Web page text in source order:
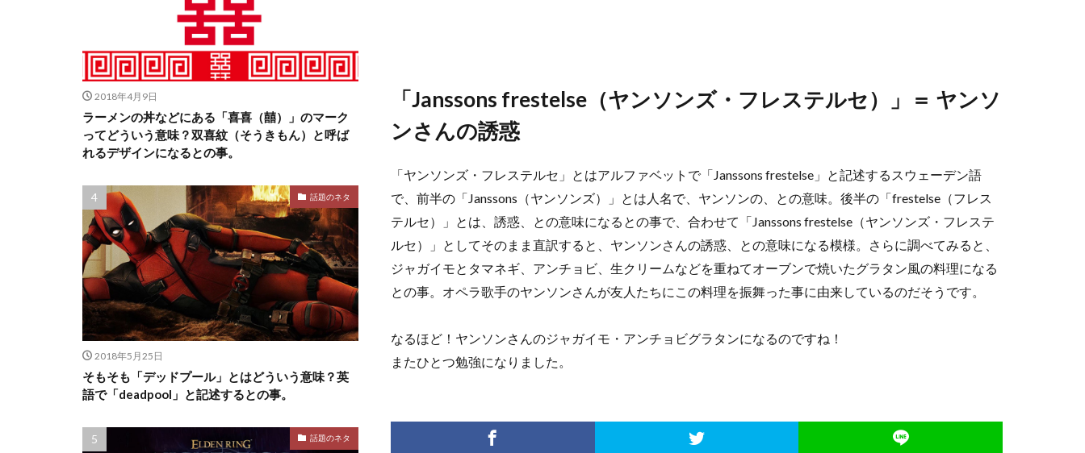
「Janssons frestelse（ヤンソンズ・フレステルセ）」＝ ヤンソ
ンさんの誘惑
「ヤンソンズ・フレステルセ」とはアルファベットで「Janssons frestelse」と記述するスウェーデン語
で、前半の「Janssons（ヤンソンズ）」とは人名で、ヤンソンの、との意味。後半の「frestelse（フレス
テルセ）」とは、誘惑、との意味になるとの事で、合わせて「Janssons frestelse（ヤンソンズ・フレステ
ルセ）」としてそのまま直訳すると、ヤンソンさんの誘惑、との意味になる模様。さらに調べてみると、
ジャガイモとタマネギ、アンチョビ、生クリームなどを重ねてオーブンで焼いたグラタン風の料理になる
との事。オペラ歌手のヤンソンさんが友人たちにこの料理を振舞った事に由来しているのだそうです。
なるほど！ヤンソンさんのジャガイモ・アンチョビグラタンになるのですね！
またひとつ勉強になりました。
2018年4月9日
ラーメンの丼などにある「喜喜（囍）」のマーク
ってどういう意味？双喜紋（そうきもん）と呼ば
れるデザインになるとの事。
話題のネタ
2018年5月25日
そもそも「デッドプール」とはどういう意味？英
語で「deadpool」と記述するとの事。
話題のネタ